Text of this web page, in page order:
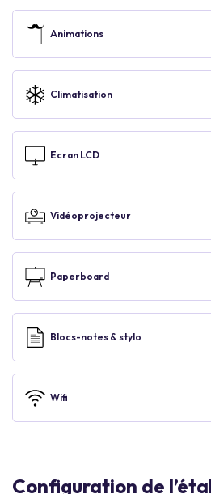
Animations
Climatisation
Ecran LCD
Vidéoprojecteur
Paperboard
Blocs-notes & stylo
Wifi
Configuration de